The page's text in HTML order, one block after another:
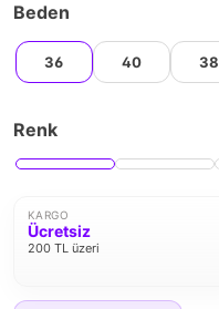
Beden
36 40 38
Renk
KARGO
Ücretsiz
200 TL üzeri